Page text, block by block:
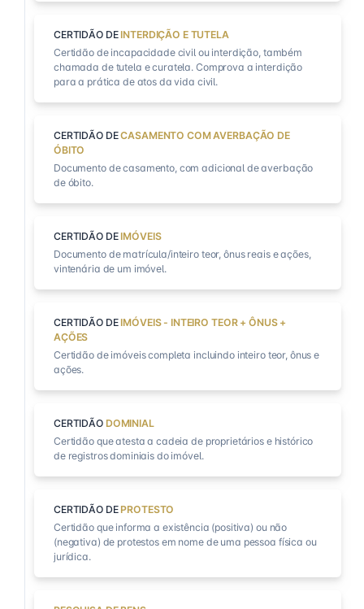
CERTIDÃO DE INTERDIÇÃO E TUTELA
Certidão de incapacidade civil ou interdição, também
chamada de tutela e curatela. Comprova a interdição
para a prática de atos da vida civil.
CERTIDÃO DECASAMENTO COM AVERBAÇÃO DE
ÓBITO
Documento de casamento, com adicional de averbação
de óbito.
CERTIDÃO DE IMÓVEIS
Documento de matrícula/inteiro teor, ônus reais e ações,
vintenária de um imóvel.
CERTIDÃO DE IMÓVEIS - INTEIRO TEOR + ÔNUS +
AÇÕES
Certidão de imóveis completa incluindo inteiro teor, ônus e
ações.
CERTIDÃO DOMINIAL
Certidão que atesta a cadeia de proprietários e histórico
de registros dominiais do imóvel.
CERTIDÃO DE PROTESTO
Certidão que informa a existência (positiva) ou não
(negativa) de protestos em nome de uma pessoa física ou
jurídica.